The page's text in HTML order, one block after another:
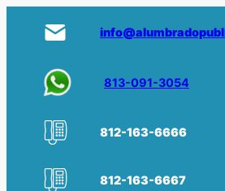
813-091-3054
812-163-6666
812-163-6667